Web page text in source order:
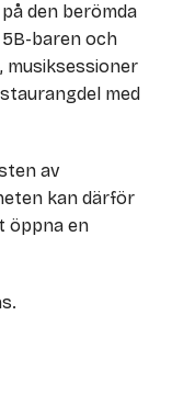
den berömda
baren och
musiksessioner
med
av
kan därför
öppna en